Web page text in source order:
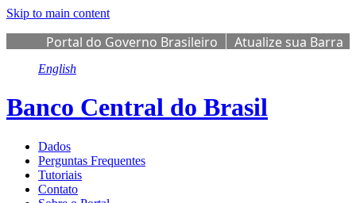
Skip to main content
Portal do Governo Brasileiro
Atualize sua Barra
English
Banco Central do Brasil
Dados
Perguntas Frequentes
Tutoriais
Contato